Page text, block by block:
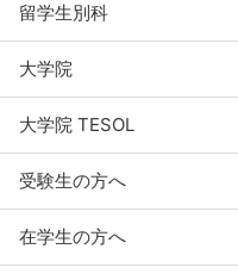
留学生別科
大学院
大学院 TESOL
受験生の方へ
在学生の方へ